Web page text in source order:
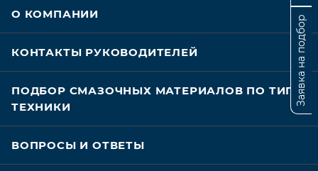
О КОМПАНИИ
КОНТАКТЫ РУКОВОДИТЕЛЕЙ
ПОДБОР СМАЗОЧНЫХ МАТЕРИАЛОВ ПО ТИПУ
ТЕХНИКИ
ВОПРОСЫ И ОТВЕТЫ
Заявка на подбор